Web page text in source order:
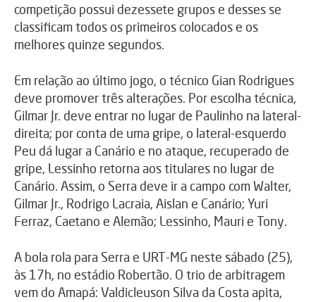
competição possui dezessete grupos e desses se
classificam todos os primeiros colocados e os
melhores quinze segundos.
Em relação ao último jogo, o técnico Gian Rodrigues
deve promover três alterações. Por escolha técnica,
Gilmar Jr. deve entrar no lugar de Paulinho na lateral-
direita; por conta de uma gripe, o lateral-esquerdo
Peu dá lugar a Canário e no ataque, recuperado de
gripe, Lessinho retorna aos titulares no lugar de
Canário. Assim, o Serra deve ir a campo com Walter,
Gilmar Jr., Rodrigo Lacraia, Aislan e Canário; Yuri
Ferraz, Caetano e Alemão; Lessinho, Mauri e Tony.
A bola rola para Serra e URT-MG neste sábado (25),
às 17h, no estádio Robertão. O trio de arbitragem
vem do Amapá: Valdicleuson Silva da Costa apita,